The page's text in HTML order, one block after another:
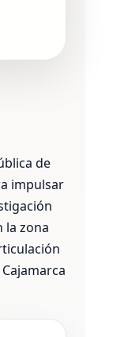
de
impulsar
la zona